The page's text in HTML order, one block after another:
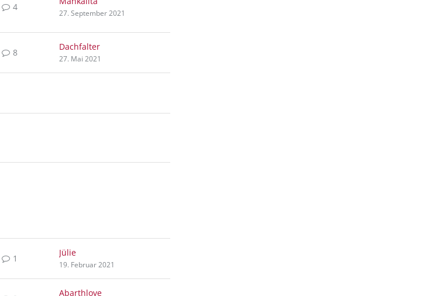
4
27. September 2021
8
Dachfalter
27. Mai 2021
1
Jülie
19. Februar 2021
Abarthlove